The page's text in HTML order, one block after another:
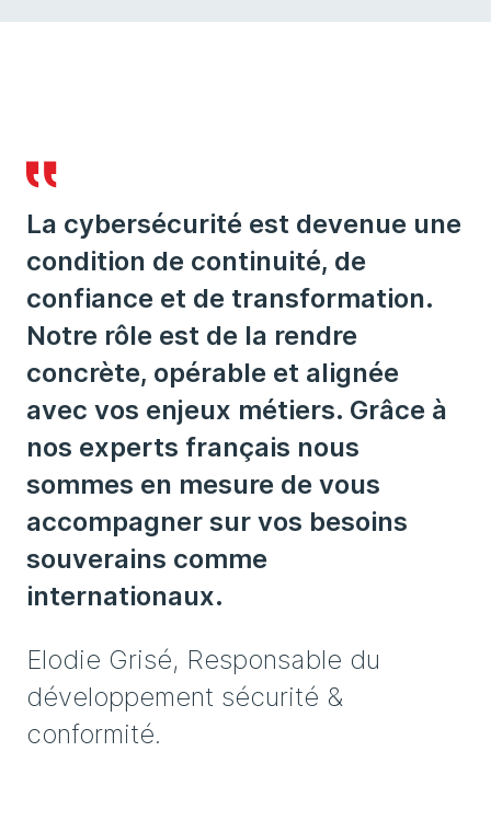
La cybersécurité est devenue une
condition de continuité, de
confiance et de transformation.
Notre rôle est de la rendre
concrète, opérable et alignée
avec vos enjeux métiers. Grâce à
nos experts français nous
sommes en mesure de vous
accompagner sur vos besoins
souverains comme
internationaux.
Elodie Grisé, Responsable du
développement sécurité &
conformité.